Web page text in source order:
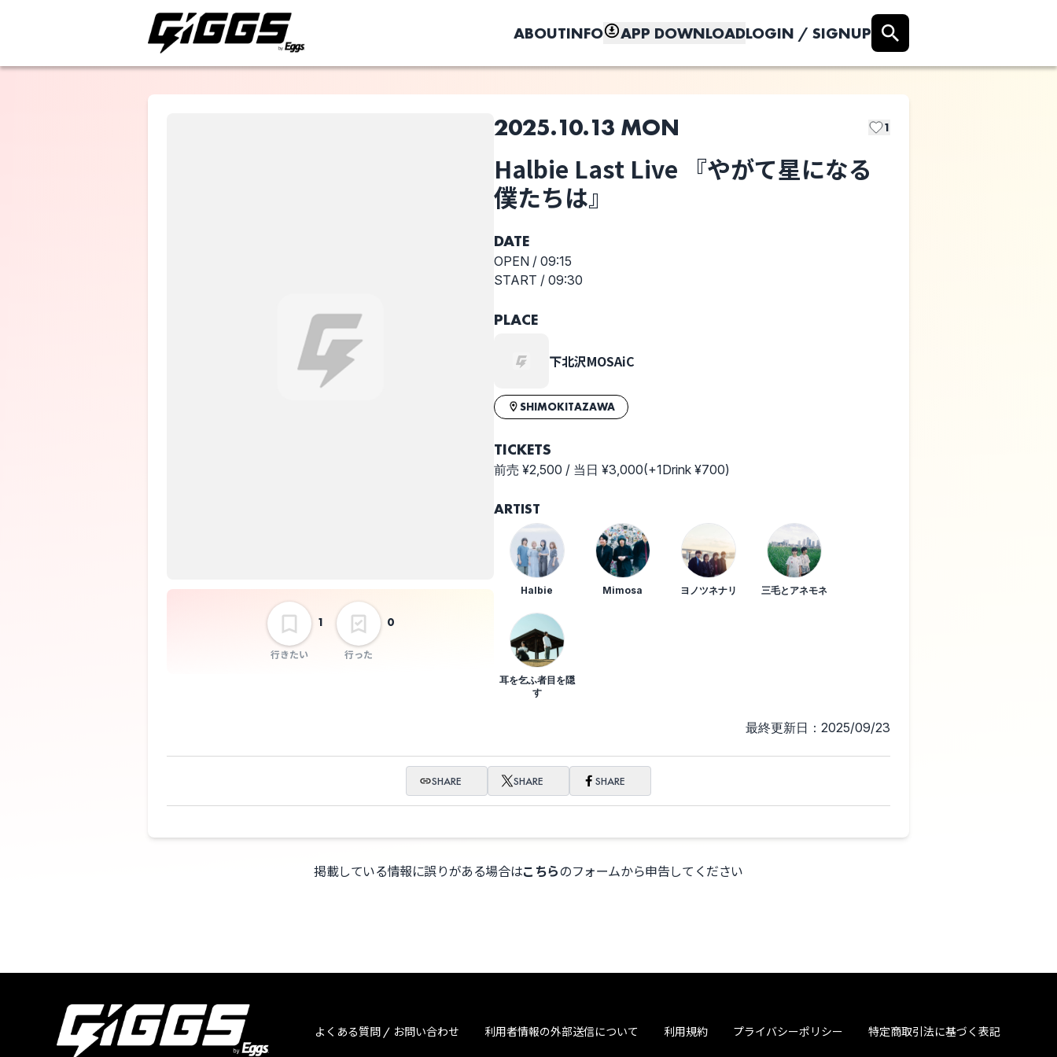
ABOUTINFO APP DOWNLOADLOGIN / SIGNUP
行きたい
1
行った
0
ヨノツネナリ
Live 『やがて星
になる僕たち
は』
2025.10.13 MON 1
Halbie Last Live 『やがて星になる
僕たちは』
DATE
OPEN / 09:15
START / 09:30
PLACE
下北沢MOSAiC
SHIMOKITAZAWA
TICKETS
前売 ¥2,500 / 当日 ¥3,000(+1Drink ¥700)
ARTIST
Halbie Mimosa ヨノツネナリ 三毛とアネモネ
耳を乞ふ者目を隠
す
最終更新日：2025/09/23
SHARE SHARE SHARE
掲載している情報に誤りがある場合はこちらのフォームから申告してください
このライブの取り置きは終了しました
よくある質問 / お問い合わせ 利用者情報の外部送信について 利用規約 プライバシーポリシー 特定商取引法に基づく表記